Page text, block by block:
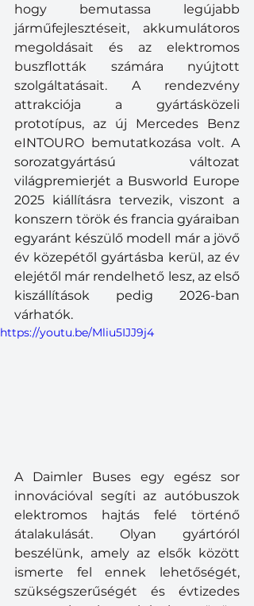
hogy bemutassa legújabb
járműfejlesztéseit, akkumulátoros
megoldásait és az elektromos
buszflották számára nyújtott
szolgáltatásait. A rendezvény
attrakciója a gyártásközeli
prototípus, az új Mercedes Benz
eINTOURO bemutatkozása volt. A
sorozatgyártású változat
világpremierjét a Busworld Europe
2025 kiállításra tervezik, viszont a
konszern török és francia gyáraiban
egyaránt készülő modell már a jövő
év közepétől gyártásba kerül, az év
elejétől már rendelhető lesz, az első
kiszállítások pedig 2026-ban
várhatók.
https://youtu.be/Mliu5IJJ9j4
A Daimler Buses egy egész sor
innovációval segíti az autóbuszok
elektromos hajtás felé történő
átalakulását. Olyan gyártóról
beszélünk, amely az elsők között
ismerte fel ennek lehetőségét,
szükségszerűségét és évtizedes